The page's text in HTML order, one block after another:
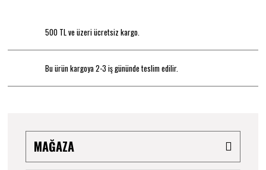
500 TL ve üzeri ücretsiz kargo.
Bu ürün kargoya 2-3 iş gününde teslim edilir.
MAĞAZA